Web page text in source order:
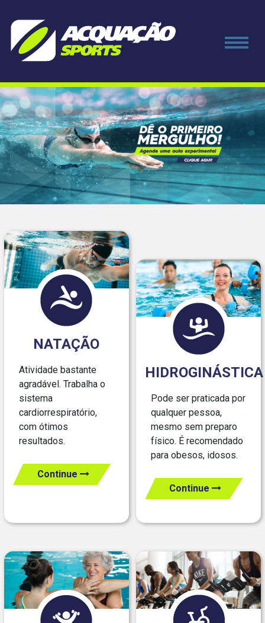
NATAÇÃO
Atividade bastante
agradável. Trabalha o
sistema
cardiorrespiratório,
com ótimos
resultados.
Continue
HIDROGINÁSTICA
Pode ser praticada por
qualquer pessoa,
mesmo sem preparo
físico. É recomendado
para obesos, idosos.
Continue